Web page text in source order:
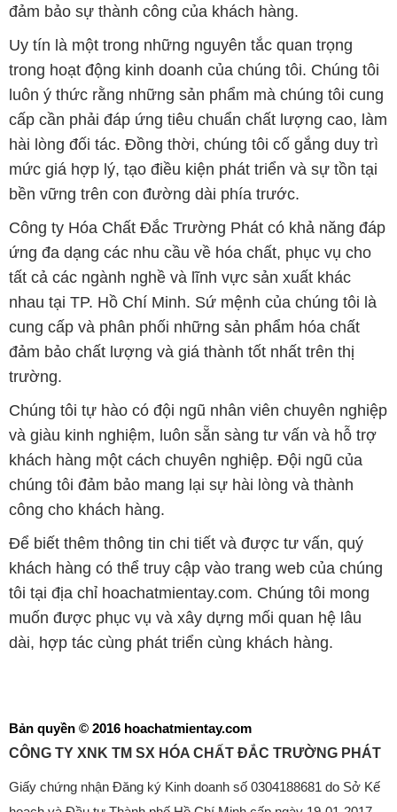
đảm bảo sự thành công của khách hàng.
Uy tín là một trong những nguyên tắc quan trọng
trong hoạt động kinh doanh của chúng tôi. Chúng tôi
luôn ý thức rằng những sản phẩm mà chúng tôi cung
cấp cần phải đáp ứng tiêu chuẩn chất lượng cao, làm
hài lòng đối tác. Đồng thời, chúng tôi cố gắng duy trì
mức giá hợp lý, tạo điều kiện phát triển và sự tồn tại
bền vững trên con đường dài phía trước.
Công ty Hóa Chất Đắc Trường Phát có khả năng đáp
ứng đa dạng các nhu cầu về hóa chất, phục vụ cho
tất cả các ngành nghề và lĩnh vực sản xuất khác
nhau tại TP. Hồ Chí Minh. Sứ mệnh của chúng tôi là
cung cấp và phân phối những sản phẩm hóa chất
đảm bảo chất lượng và giá thành tốt nhất trên thị
trường.
Chúng tôi tự hào có đội ngũ nhân viên chuyên nghiệp
và giàu kinh nghiệm, luôn sẵn sàng tư vấn và hỗ trợ
khách hàng một cách chuyên nghiệp. Đội ngũ của
chúng tôi đảm bảo mang lại sự hài lòng và thành
công cho khách hàng.
Để biết thêm thông tin chi tiết và được tư vấn, quý
khách hàng có thể truy cập vào trang web của chúng
tôi tại địa chỉ hoachatmientay.com. Chúng tôi mong
muốn được phục vụ và xây dựng mối quan hệ lâu
dài, hợp tác cùng phát triển cùng khách hàng.
Bản quyền © 2016 hoachatmientay.com
CÔNG TY XNK TM SX HÓA CHẤT ĐẮC TRƯỜNG PHÁT
Giấy chứng nhận Đăng ký Kinh doanh số 0304188681 do Sở Kế